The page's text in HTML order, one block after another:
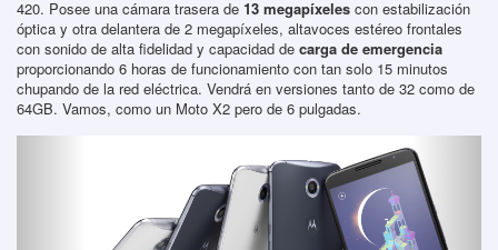
420. Posee una cámara trasera de 13 megapíxeles con estabilización
óptica y otra delantera de 2 megapíxeles, altavoces estéreo frontales
con sonido de alta fidelidad y capacidad de carga de emergencia
proporcionando 6 horas de funcionamiento con tan solo 15 minutos
chupando de la red eléctrica. Vendrá en versiones tanto de 32 como de
64GB. Vamos, como un Moto X2 pero de 6 pulgadas.